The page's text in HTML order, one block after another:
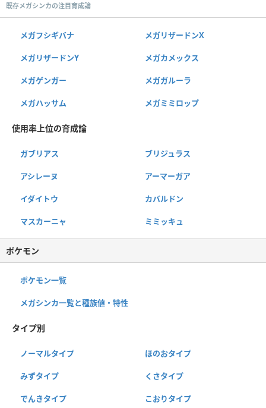
既存メガシンカの注目育成論
メガフシギバナ メガリザードンX
メガリザードンY メガカメックス
メガゲンガー メガガルーラ
メガハッサム メガミミロップ
使用率上位の育成論
ガブリアス ブリジュラス
アシレーヌ アーマーガア
イダイトウ カバルドン
マスカーニャ ミミッキュ
ポケモン
ポケモン一覧
メガシンカ一覧と種族値・特性
タイプ別
ノーマルタイプ ほのおタイプ
みずタイプ くさタイプ
でんきタイプ こおりタイプ